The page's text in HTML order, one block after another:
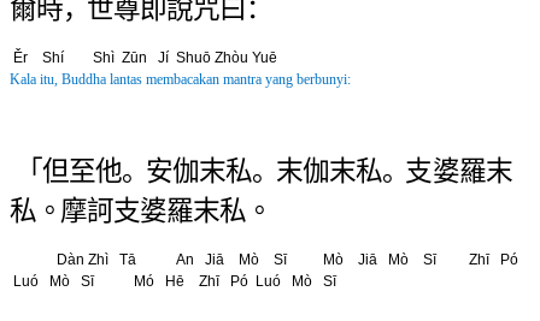
爾 時 ，世 尊 即 說 咒 曰 ：
Ěr
Shí Shì Zūn Jí Shuō Zhòu Yuē
Kala itu, Buddha lantas membacakan mantra yang berbunyi:
「 但 至 他 。安 伽 末 私 。末 伽 末 私 。 支 婆 羅 末
私 。摩 訶 支 婆 羅 末 私 。
Dàn Zhì Tā An Jiā Mò Sī Mò Jiā Mò Sī
Zhī Pó
Luó Mò Sī Mó Hē Zhī Pó Luó Mò Sī